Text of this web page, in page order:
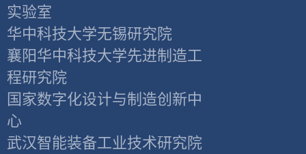
实验室
华中科技大学无锡研究院
襄阳华中科技大学先进制造工
程研究院
国家数字化设计与制造创新中
心
武汉智能装备工业技术研究院